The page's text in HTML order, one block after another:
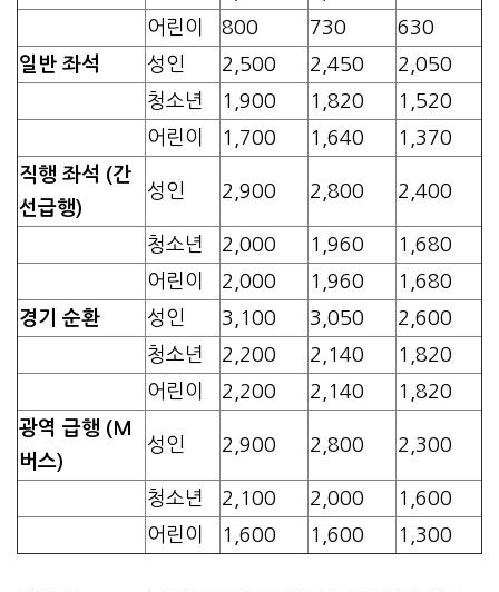
어린이
800 730
630
일반 좌석
성인 2,500 2,450
2,050
청소년
1,900 1,820
1,520
어린이
1,700 1,640
1,370
직행 좌석 (간
선급행)
성인 2,900 2,800 2,400
청소년 2,000 1,960
1,680
어린이
2,000 1,960
1,680
경기 순환
성인 3,100 3,050
2,600
청소년
2,200 2,140
1,820
어린이
2,200 2,140
1,820
광역 급행 (M
버스)
성인 2,900 2,800 2,300
청소년 2,100 2,000
1,600
어린이
1,600 1,600 1,300